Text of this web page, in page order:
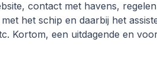
contact met havens,
het schip en daarbij het
Kortom, een uitdagende en